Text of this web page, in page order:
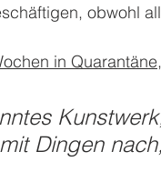
obwohl
in Quarantäne
Dingen